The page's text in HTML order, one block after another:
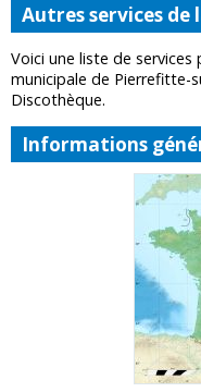
Autres services
Voici une liste de
municipale de Pierrefitte-
Discothèque.
Informations